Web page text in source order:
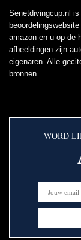
Senetdivingcup.nl
amazon en u op de
afbeeldingen zijn
eigenaren. Alle
bronnen.
WORD